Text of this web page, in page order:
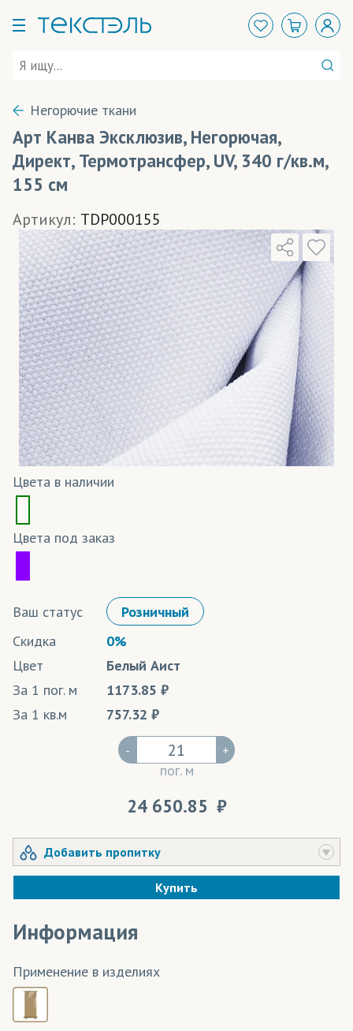
Негорючие ткани
Арт Канва Эксклюзив, Негорючая,
Директ, Термотрансфер, UV, 340 г/кв.м,
155 см
Артикул: TDP000155
Цвета в наличии
Цвета под заказ
Ваш статус
Розничный
Скидка
0%
Цвет
Белый Аист
За 1 пог. м
1173.85
За 1 кв.м
757.32
-
пог. м
+
24 650.85
Добавить пропитку
Купить
Информация
Применение в изделиях